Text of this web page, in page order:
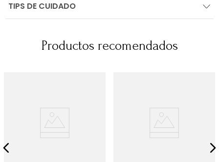
TIPS DE CUIDADO
Productos recomendados